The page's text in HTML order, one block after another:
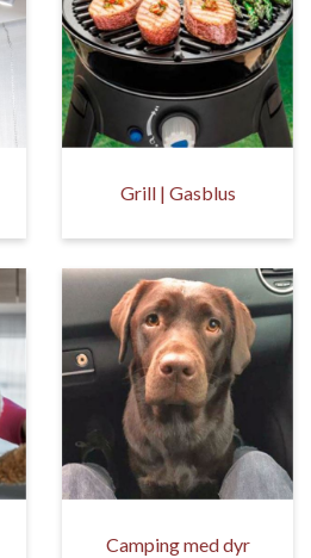
Grill | Gasblus
Camping med dyr